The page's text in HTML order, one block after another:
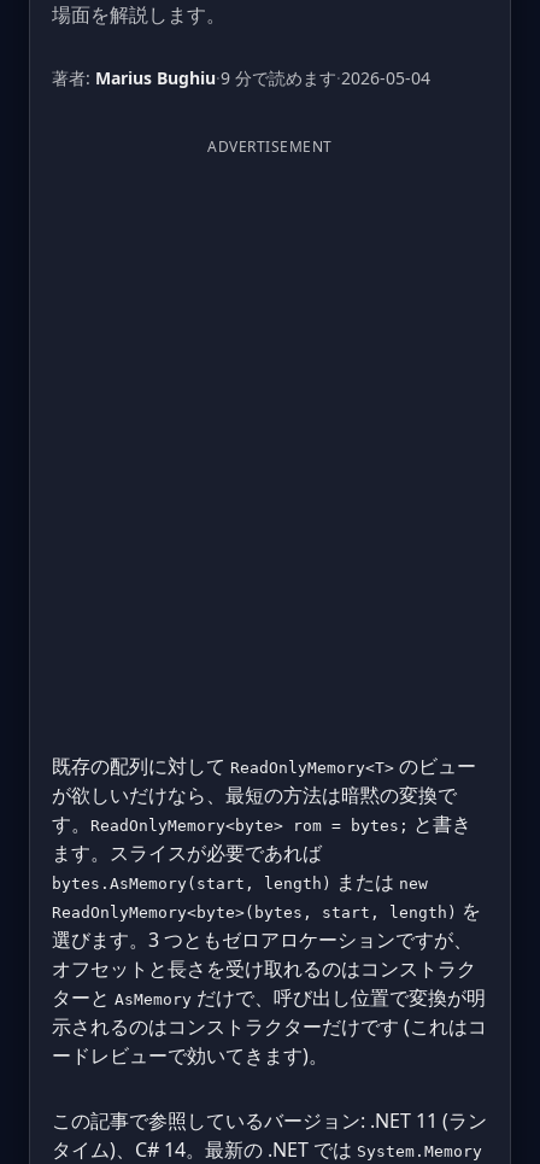
場面を解説します。
著者: Marius Bughiu·9 分で読めます·2026-05-04
ADVERTISEMENT
既存の配列に対して ReadOnlyMemory<T> のビュー
が欲しいだけなら、最短の方法は暗黙の変換で
す。
ReadOnlyMemory<byte> rom = bytes; と書き
ます。スライスが必要であれば
bytes.AsMemory(start, length) または new
ReadOnlyMemory<byte>(bytes, start, length) を
選びます。3 つともゼロアロケーションですが、
オフセットと長さを受け取れるのはコンストラク
ターと AsMemory だけで、呼び出し位置で変換が明
示されるのはコンストラクターだけです (これはコ
ードレビューで効いてきます)。
この記事で参照しているバージョン: .NET 11 (ラン
タイム)、C# 14。最新の .NET では System.Memory